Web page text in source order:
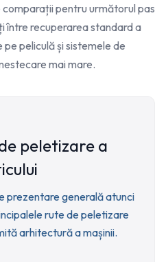
pentru următorul pas
între recuperarea standard a
peliculă și sistemele de
mai mare.
peletizare a
prezentare generală atunci
rute de peletizare
arhitectură a mașinii.